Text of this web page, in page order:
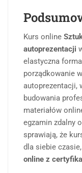
Kurs online
autoprezentacji
elastyczna
porządkowanie
autoprezentacji,
budowania
materiałów
egzamin zdalny
sprawiają, że
dla siebie
online z